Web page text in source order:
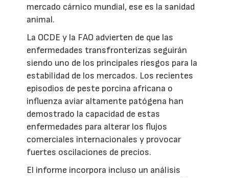
mercado cárnico mundial, ese es la sanidad
animal.
La OCDE y la FAO advierten de que las
enfermedades transfronterizas seguirán
siendo uno de los principales riesgos para la
estabilidad de los mercados. Los recientes
episodios de peste porcina africana o
influenza aviar altamente patógena han
demostrado la capacidad de estas
enfermedades para alterar los flujos
comerciales internacionales y provocar
fuertes oscilaciones de precios.
El informe incorpora incluso un análisis